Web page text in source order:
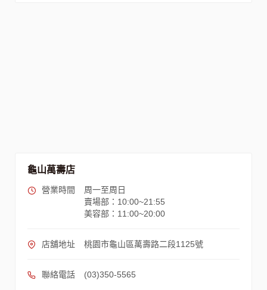
龜山萬壽店
營業時間
周一至周日
賣場部：10:00~21:55
美容部：11:00~20:00
店舖地址 桃園市龜山區萬壽路二段1125號
聯絡電話 (03)350-5565